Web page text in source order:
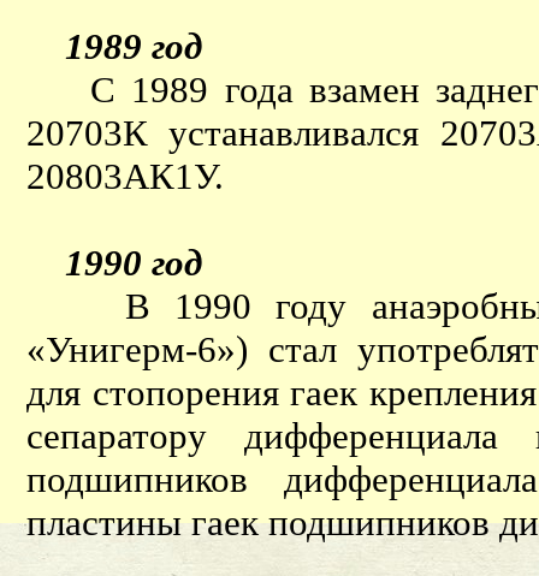
1989 год
С 1989 года взамен
20703К устанавливался
20803АК1У.
1990 год
В 1990 году анаэробный
«Унигерм-6») стал
для стопорения гаек
сепаратору
подшипников
пластины гаек подшипников